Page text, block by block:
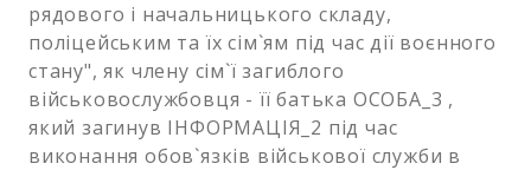
рядового і начальницького складу,
поліцейським та їх сім`ям під час дії воєнного
стану", як члену сім`ї загиблого
військовослужбовця - її батька ОСОБА_3 ,
який загинув ІНФОРМАЦІЯ_2 під час
виконання обов`язків військової служби в